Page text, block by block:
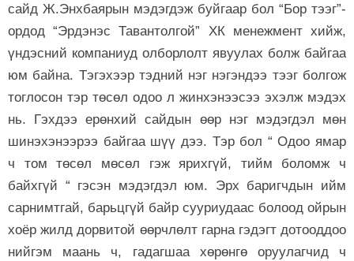
сайд Ж.Энхбаярын мэдэгдэж буйгаар бол “Бор тээг”-
ордод “Эрдэнэс Тавантолгой” ХК менежмент хийж,
үндэсний компаниуд олборлолт явуулах болж байгаа
юм байна. Тэгэхээр тэдний нэг нэгэндээ тээг болгож
тоглосон тэр төсөл одоо л жинхэнээсээ эхэлж мэдэх
нь. Гэхдээ ерөнхий сайдын өөр нэг мэдэгдэл мөн
шинэхэнээрээ байгаа шүү дээ. Тэр бол “ Одоо ямар
ч том төсөл мөсөл гэж ярихгүй, тийм боломж ч
байхгүй “ гэсэн мэдэгдэл юм. Эрх баригчдын ийм
сарнимтгай, барьцгүй байр сууриудаас болоод ойрын
хоёр жилд дорвитой өөрчлөлт гарна гэдэгт дотооддоо
нийгэм маань ч, гадагшаа хөрөнгө оруулагчид ч